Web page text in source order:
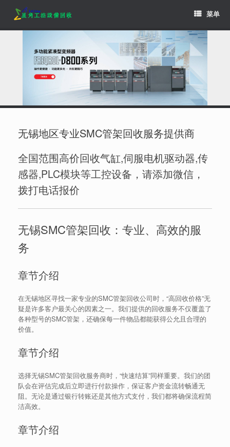
content
菜单
无锡地区专业SMC管架回收服务提供商
全国范围高价回收气缸,伺服电机驱动器,传
感器,PLC模块等工控设备，请添加微信，
拨打电话报价
无锡SMC管架回收：专业、高效的服
务
章节介绍
在无锡地区寻找一家专业的SMC管架回收公司时，“高回收价格”无
疑是许多客户最关心的因素之一。我们提供的回收服务不仅覆盖了
各种型号的SMC管架，还确保每一件物品都能获得公允且合理的
价值。
章节介绍
选择无锡SMC管架回收服务商时，“快速结算”同样重要。我们的团
队会在评估完成后立即进行付款操作，保证客户资金流转畅通无
阻。无论是通过银行转账还是其他方式支付，我们都将确保流程简
洁高效。
章节介绍